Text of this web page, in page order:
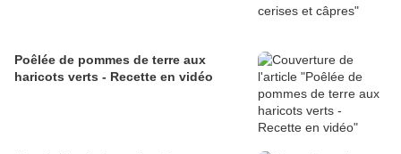
Poêlée de pommes de terre aux
haricots verts - Recette en vidéo